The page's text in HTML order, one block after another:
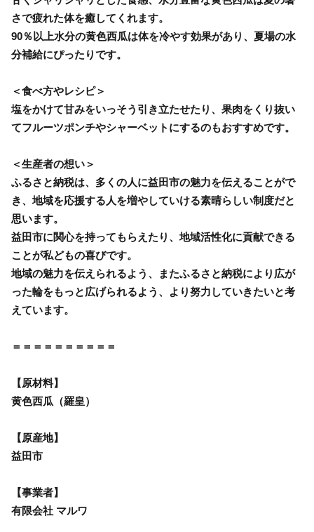
さで疲れた体を癒してくれます。
90％以上水分の黄色西瓜は体を冷やす効果があり、夏場の水
分補給にぴったりです。
＜食べ方やレシピ＞
塩をかけて甘みをいっそう引き立たせたり、果肉をくり抜い
てフルーツポンチやシャーベットにするのもおすすめです。
＜生産者の想い＞
ふるさと納税は、多くの人に益田市の魅力を伝えることがで
き、地域を応援する人を増やしていける素晴らしい制度だと
思います。
益田市に関心を持ってもらえたり、地域活性化に貢献できる
ことが私どもの喜びです。
地域の魅力を伝えられるよう、またふるさと納税により広が
った輪をもっと広げられるよう、より努力していきたいと考
えています。
＝＝＝＝＝＝＝＝＝＝
【原材料】
黄色西瓜（羅皇）
【原産地】
益田市
【事業者】
有限会社 マルワ